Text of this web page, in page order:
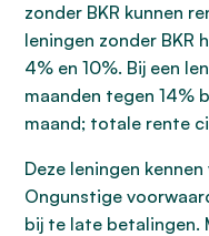
zonder BKR kunnen
leningen zonder BKR
4% en 10%. Bij een
maanden tegen 14%
maand; totale rente
Deze leningen
Ongunstige
bij te late betalingen.